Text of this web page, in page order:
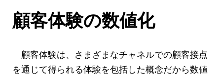
顧客体験の数値化
顧客体験は、さまざまなチャネルでの顧客接点
を通じて得られる体験を包括した概念だから数値